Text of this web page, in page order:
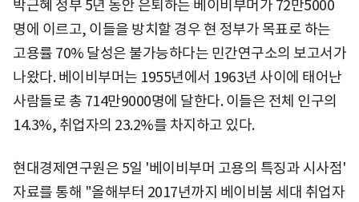
박근혜 정부 5년 동안 은퇴하는 베이비부머가 72만5000
명에 이르고, 이들을 방치할 경우 현 정부가 목표로 하는
고용률 70% 달성은 불가능하다는 민간연구소의 보고서가
나왔다. 베이비부머는 1955년에서 1963년 사이에 태어난
사람들로 총 714만9000명에 달한다. 이들은 전체 인구의
14.3%, 취업자의 23.2%를 차지하고 있다.
현대경제연구원은 5일 '베이비부머 고용의 특징과 시사점'
자료를 통해 "올해부터 2017년까지 베이비붐 세대 취업자